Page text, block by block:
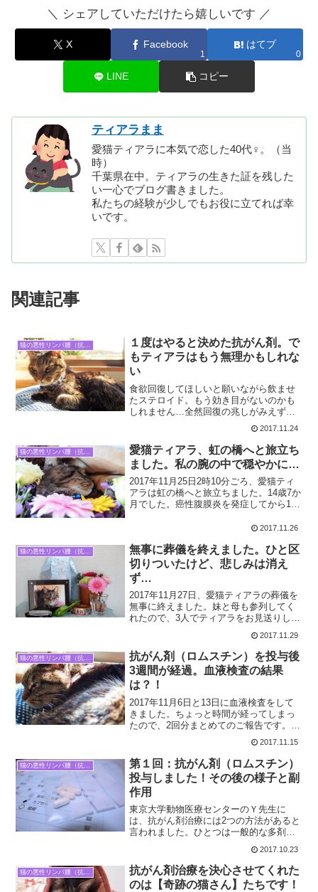
＼ シェアしていただけたら嬉しいです ／
X Facebook
1
はてブ
0
LINE コピー
ティアラまま
愛猫ティアラに本気で恋した40代♀。（当
時）
千葉県在中。ティアラの生きた証を残した
い一心でブログ書きました。
私たちの経験が少しでもお役に立てれば幸
いです。
関連記事
１度はやると決めた抗がん剤。で
もティアラはもう無理かもしれな
い
食欲回復してほしいと願いながら飲ませ
たステロイド。もう効き目がないのかも
しれません…全然回復の兆しがみえず、
ごはんを見るだけで吐き気を催すみたい
です。ティアラは「病院へ行きたくない
よ～」って顔をしていましたが、たぶん
また脱水しちゃっているの...
2017.11.24
愛猫ティアラ、虹の橋へと旅立ち
ました。私の腕の中で穏やかに…
2017年11月25日2時10分ごろ、愛猫ティ
アラは虹の橋へと旅立ちました。14歳7か
月でした。癌性腹膜炎を発症してから1週
ラが高齢になってきたこと、病気になっ
いるつも...
2017.11.26
猫の悪性リンパ腫（抗がん剤治療）
無事に葬儀を終えました。ひと区
切りついたけど、悲しみは消え
ず…
2017年11月27日、愛猫ティアラの葬儀を
無事に終えました。妹と母も参列してく
れたので、3人でティアラをお見送りしま
した。最期の姿を写真に撮ってもよいと
言われましたが…やっぱりやめました。
写真に残してしまうと、今この時の、こ
の悲しみを、何...
2017.11.29
猫の悪性リンパ腫（抗がん剤治療）
抗がん剤（ロムスチン）を投与後
3週間が経過。血液検査の結果
は？！
2017年11月6日と13日に血液検査をして
きました。ちょっと時間が経ってしまっ
たので、2回分まとめてのご報告です。参
考 前回の血液検査結果はこちら↓ティア
ラの様子を見る限りでは、食欲もあるし
大丈夫そうですけど…やっぱり血液検査
ではっきりす...
2017.11.15
第１回：抗がん剤（ロムスチン）
投与しました！その後の様子と副
作用
東京大学動物医療センターのＹ先生に
は、抗がん剤治療には2つの方法があると
言われました。ひとつは一般的な多剤併
用療法、もうひとつは月一回の飲み薬に
よるものです。注射が嫌いなティアラの
ことを考えて「飲み薬」の方をオススメ
されました。その薬は【ロ...
2017.10.23
猫の悪性リンパ腫（抗がん剤治療）
抗がん剤治療を決心させてくれた
のは【奇跡の猫さん】たちです！